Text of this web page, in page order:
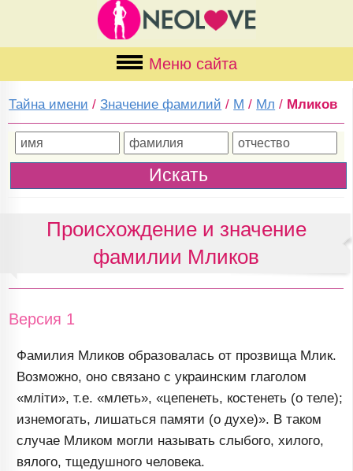
Меню сайта
Тайна имени /Значение фамилий / М / Мл / Мликов
Происхождение и значение
фамилии Мликов
Версия 1
Фамилия Мликов образовалась от прозвища Млик.
Возможно, оно связано с украинским глаголом
«млiти», т.е. «млеть», «цепенеть, костенеть (о теле);
изнемогать, лишаться памяти (о духе)». В таком
случае Мликом могли называть слыбого, хилого,
вялого, тщедушного человека.